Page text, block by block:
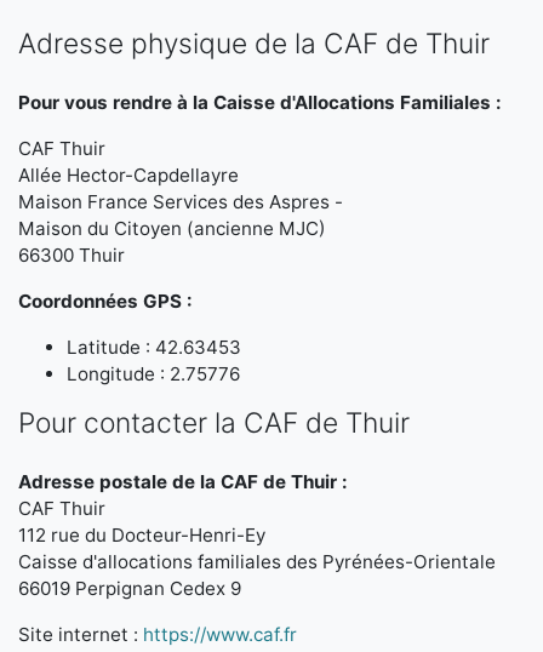
Adresse physique de la CAF de Thuir
Pour vous rendre à la Caisse d'Allocations Familiales :
CAF Thuir
Allée Hector-Capdellayre
Maison France Services des Aspres -
Maison du Citoyen (ancienne MJC)
66300 Thuir
Coordonnées GPS :
Latitude : 42.63453
Longitude : 2.75776
Pour contacter la CAF de Thuir
Adresse postale de la CAF de Thuir :
CAF Thuir
112 rue du Docteur-Henri-Ey
Caisse d'allocations familiales des Pyrénées-Orientale
66019 Perpignan Cedex 9
Site internet : https://www.caf.fr